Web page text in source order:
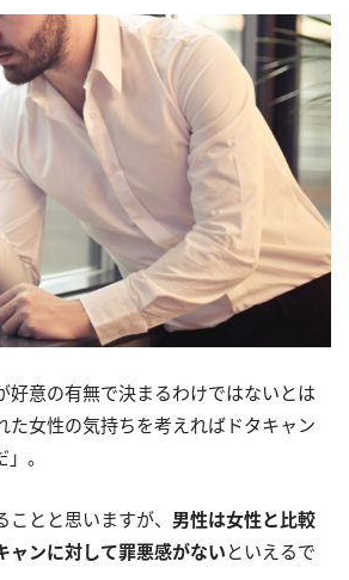
好意の有無で決まるわけではないとは
た女性の気持ちを考えればドタキャン
。
とと思いますが、 男性は女性と比較
ャンに対して罪悪感がない といえるで